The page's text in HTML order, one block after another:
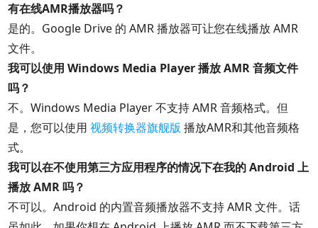
有在线AMR播放器吗？
是的。Google Drive 的 AMR 播放器可让您在线播放 AMR
文件。
我可以使用 Windows Media Player 播放 AMR 音频文件
吗？
不。Windows Media Player 不支持 AMR 音频格式。但
是，您可以使用视频转换器旗舰版 播放AMR和其他音频格
式。
我可以在不使用第三方应用程序的情况下在我的 Android 上
播放 AMR 吗？
不可以。Android 的内置音频播放器不支持 AMR 文件。话